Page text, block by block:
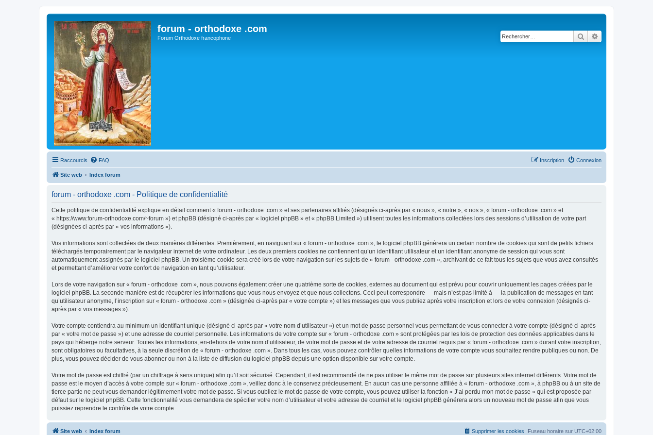
forum - orthodoxe .com
Forum Orthodoxe francophone Rechercher
Raccourcis FAQ Connexion
Inscription
Site web Index forum
forum - orthodoxe .com - Politique de confidentialité
Cette politique de confidentialité explique en détail comment « forum - orthodoxe .com » et ses partenaires affiliés (désignés ci-après par « nous », « notre », « nos », « forum - orthodoxe .com » et
« https://www.forum-orthodoxe.com/~forum ») et phpBB (désigné ci-après par « logiciel phpBB » et « phpBB Limited ») utilisent toutes les informations collectées lors des sessions d’utilisation de votre part
(désignées ci-après par « vos informations »).
Vos informations sont collectées de deux manières différentes. Premièrement, en naviguant sur « forum - orthodoxe .com », le logiciel phpBB génèrera un certain nombre de cookies qui sont de petits fichiers
téléchargés temporairement par le navigateur internet de votre ordinateur. Les deux premiers cookies ne contiennent qu’un identifiant utilisateur et un identifiant anonyme de session qui vous sont
automatiquement assignés par le logiciel phpBB. Un troisième cookie sera créé lors de votre navigation sur les sujets de « forum - orthodoxe .com », archivant de ce fait tous les sujets que vous avez consultés
et permettant d’améliorer votre confort de navigation en tant qu’utilisateur.
Lors de votre navigation sur « forum - orthodoxe .com », nous pouvons également créer une quatrième sorte de cookies, externes au document qui est prévu pour couvrir uniquement les pages créées par le
logiciel phpBB. La seconde manière est de récupérer les informations que vous nous envoyez et que nous collectons. Ceci peut correspondre — mais n’est pas limité à — la publication de messages en tant
qu’utilisateur anonyme, l’inscription sur « forum - orthodoxe .com » (désignée ci-après par « votre compte ») et les messages que vous publiez après votre inscription et lors de votre connexion (désignés ci-
après par « vos messages »).
Votre compte contiendra au minimum un identifiant unique (désigné ci-après par « votre nom d’utilisateur ») et un mot de passe personnel vous permettant de vous connecter à votre compte (désigné ci-après
par « votre mot de passe ») et une adresse de courriel personnelle. Les informations de votre compte sur « forum - orthodoxe .com » sont protégées par les lois de protection des données applicables dans le
pays qui héberge notre serveur. Toutes les informations, en-dehors de votre nom d’utilisateur, de votre mot de passe et de votre adresse de courriel requis par « forum - orthodoxe .com » durant votre inscription,
sont obligatoires ou facultatives, à la seule discrétion de « forum - orthodoxe .com ». Dans tous les cas, vous pouvez contrôler quelles informations de votre compte vous souhaitez rendre publiques ou non. De
plus, vous pouvez décider de vous abonner ou non à la liste de diffusion du logiciel phpBB depuis une option disponible sur votre compte.
Votre mot de passe est chiffré (par un chiffrage à sens unique) afin qu’il soit sécurisé. Cependant, il est recommandé de ne pas utiliser le même mot de passe sur plusieurs sites internet différents. Votre mot de
passe est le moyen d’accès à votre compte sur « forum - orthodoxe .com », veillez donc à le conservez précieusement. En aucun cas une personne affiliée à « forum - orthodoxe .com », à phpBB ou à un site de
tierce partie ne peut vous demander légitimement votre mot de passe. Si vous oubliez le mot de passe de votre compte, vous pouvez utiliser la fonction « J’ai perdu mon mot de passe » qui est proposée par
défaut sur le logiciel phpBB. Cette fonctionnalité vous demandera de spécifier votre nom d’utilisateur et votre adresse de courriel et le logiciel phpBB générera alors un nouveau mot de passe afin que vous
puissiez reprendre le contrôle de votre compte.
Site web Index forum Fuseau horaire sur UTC+02:00
Supprimer les cookies